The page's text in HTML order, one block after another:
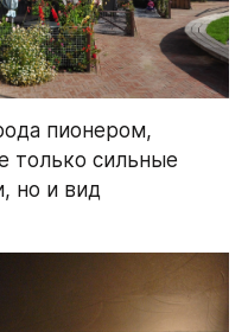
пионером,
только сильные
но и вид